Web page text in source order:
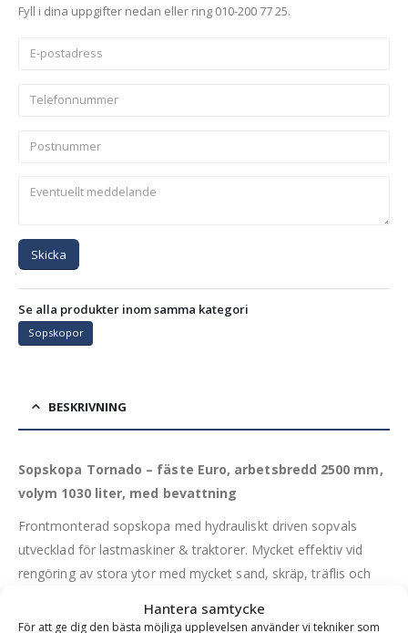
Hantera samtycke
För att ge dig den bästa möjliga upplevelsen använder vi tekniker som
Fyll i dina uppgifter nedan eller ring 010-200 77 25.
Skicka
Se alla produkter inom samma kategori
Sopskopor
BESKRIVNING
Sopskopa Tornado – fäste Euro, arbetsbredd 2500 mm,
volym 1030 liter, med bevattning
Frontmonterad sopskopa med hydrauliskt driven sopvals
utvecklad för lastmaskiner & traktorer. Mycket effektiv vid
rengöring av stora ytor med mycket sand, skräp, träflis och